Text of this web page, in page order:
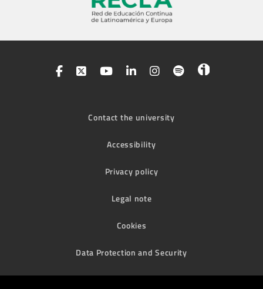
Contact the university
Accessibility
Privacy policy
Legal note
Cookies
Data Protection and Security